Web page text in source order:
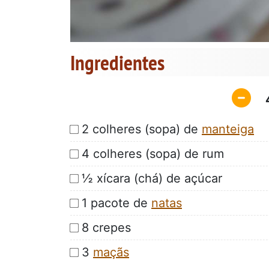
Ingredientes
2 colheres (sopa) de manteiga
4 colheres (sopa) de rum
½ xícara (chá) de açúcar
1 pacote de natas
8 crepes
3 maçãs